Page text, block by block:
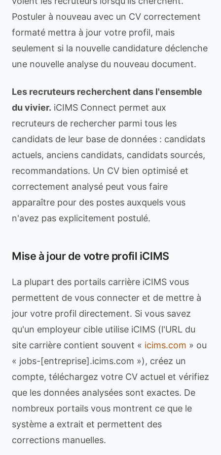
Postuler à nouveau avec un CV correctement
formaté mettra à jour votre profil, mais
seulement si la nouvelle candidature déclenche
une nouvelle analyse du nouveau document.
Les recruteurs recherchent dans l'ensemble
du vivier. iCIMS Connect permet aux
recruteurs de rechercher parmi tous les
candidats de leur base de données : candidats
actuels, anciens candidats, candidats sourcés,
recommandations. Un CV bien optimisé et
correctement analysé peut vous faire
apparaître pour des postes auxquels vous
n'avez pas explicitement postulé.
Mise à jour de votre profil iCIMS
La plupart des portails carrière iCIMS vous
permettent de vous connecter et de mettre à
jour votre profil directement. Si vous savez
qu'un employeur cible utilise iCIMS (l'URL du
site carrière contient souvent « icims.com » ou
« jobs-[entreprise].icims.com »), créez un
compte, téléchargez votre CV actuel et vérifiez
que les données analysées sont exactes. De
nombreux portails vous montrent ce que le
système a extrait et permettent des
corrections manuelles.